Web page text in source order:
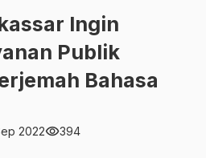
Ingin
Publik
Bahasa
2022visibility394